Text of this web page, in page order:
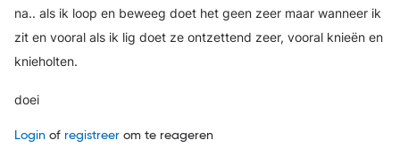
na.. als ik loop en beweeg doet het geen zeer maar wanneer ik
zit en vooral als ik lig doet ze ontzettend zeer, vooral knieën en
knieholten.
doei
Login of registreer om te reageren